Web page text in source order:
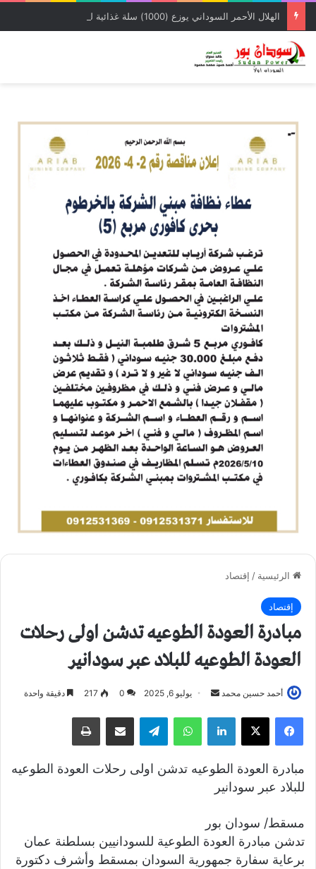
الرئيسية / إقتصاد
إقتصاد
مبادرة العودة الطوعيه تدشن اولى رحلات
العودة الطوعيه للبلاد عبر سودانير
أحمد حسين محمد
ل
ر
ا
إ
ل
يوليو 6, 2025 0
217 دقيقة واحدة
فيسبوك لينكدإن واتساب
مبادرة العودة الطوعيه تدشن اولى رحلات العودة الطوعيه
للبلاد عبر سودانير
مسقط/ سودان بور
تدشن مبادرة العودة الطوعية للسودانيين بسلطنة عمان
برعاية سفارة جمهورية السودان بمسقط وأشرف دكتورة